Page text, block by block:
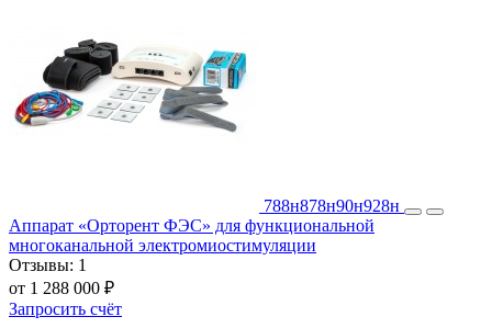
788н878н90н928н
Аппарат «Орторент ФЭС» для функциональной
многоканальной электромиостимуляции
Отзывы: 1
от 1 288 000 ₽
Запросить счёт